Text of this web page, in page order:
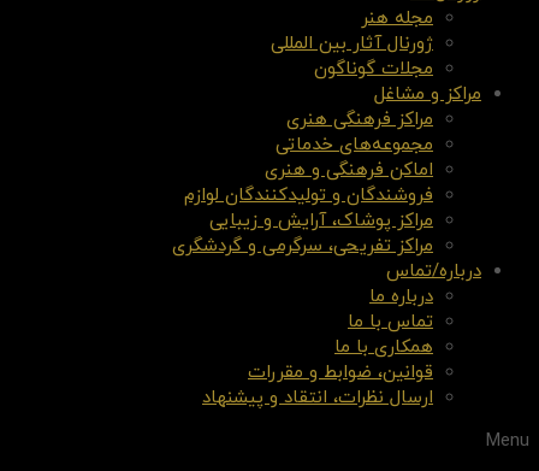
مجله هنر
ژورنال آثار بین المللی
مجلات گوناگون
مراکز و مشاغل
مراکز فرهنگی هنری
مجموعه‌های خدماتی
اماکن فرهنگی و هنری
فروشندگان و تولیدکنندگان لوازم
مراکز پوشاک، آرایش و زیبایی
مراکز تفریحی، سرگرمی و گردشگری
درباره/تماس
درباره ما
تماس با ما
همکاری با ما
قوانین، ضوابط و مقررات
ارسال نظرات، انتقاد و پیشنهاد
Menu